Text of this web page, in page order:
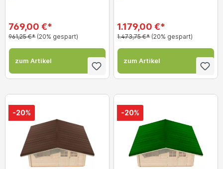
769,00 €*
961,25 €* (20% gespart)
zum Artikel
1.179,00 €*
1.473,75 €* (20% gespart)
zum Artikel
-20% -20%